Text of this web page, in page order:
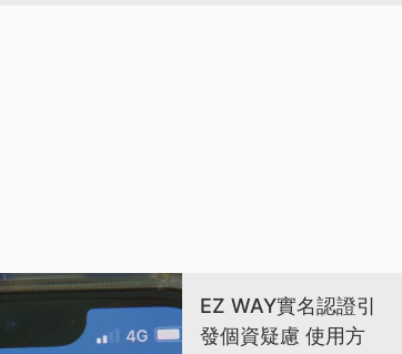
EZ WAY實名認證引
發個資疑慮 使用方